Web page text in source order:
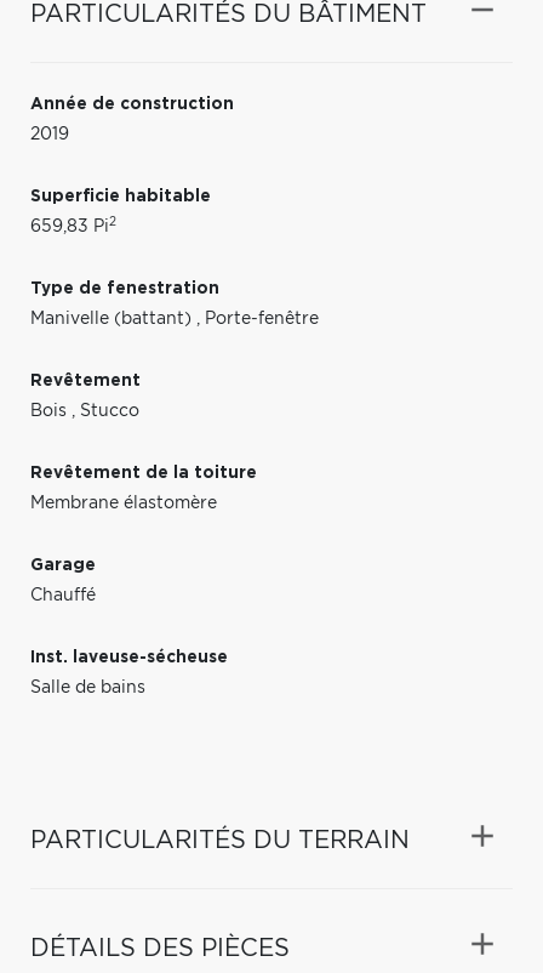
PARTICULARITÉS DU BÂTIMENT
Année de construction
2019
Superficie habitable
659,83 Pi2
Type de fenestration
Manivelle (battant) , Porte-fenêtre
Revêtement
Bois , Stucco
Revêtement de la toiture
Membrane élastomère
Garage
Chauffé
Inst. laveuse-sécheuse
Salle de bains
PARTICULARITÉS DU TERRAIN
DÉTAILS DES PIÈCES